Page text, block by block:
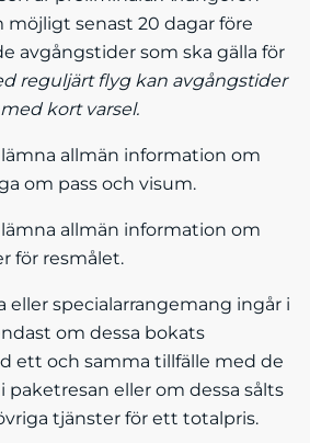
möjligt senast 20 dagar före
avgångstider som ska gälla för
reguljärt flyg kan avgångstider
kort varsel.
allmän information om
om pass och visum.
allmän information om
för resmålet.
eller specialarrangemang ingår i
om dessa bokats
ett och samma tillfälle med de
paketresan eller om dessa sålts
tjänster för ett totalpris.